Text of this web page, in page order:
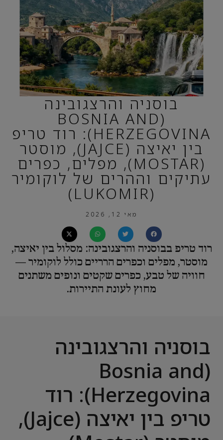
בוסניה והרצגובינה
(BOSNIA AND
HERZEGOVINA): רוד טריפ
בין יאיצה (JAJCE), מוסטר
(MOSTAR), מפלים, כפרים
עתיקים וההרים של לוקומיר
(LUKOMIR)
מאי 12, 2026
רוד טריפ בבוסניה והרצגובינה: מסלול בין יאיצה,
מוסטר, מפלים וכפרים הרריים כולל לוקומיר —
חוויה של טבע, כפרים שקטים ונופים משתנים
מחוץ לעונת התיירות.
בוסניה והרצגובינה
(Bosnia and
Herzegovina): רוד
טריפ בין יאיצה (Jajce),